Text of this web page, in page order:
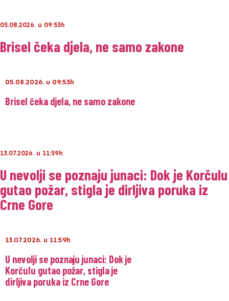
05.08.2026. u 09:53h
Brisel čeka djela, ne samo zakone
05.08.2026. u 09:53h
Brisel čeka djela, ne samo zakone
13.07.2026. u 11:59h
U nevolji se poznaju junaci: Dok je Korčulu
gutao požar, stigla je dirljiva poruka iz
Crne Gore
13.07.2026. u 11:59h
U nevolji se poznaju junaci: Dok je
Korčulu gutao požar, stigla je
dirljiva poruka iz Crne Gore